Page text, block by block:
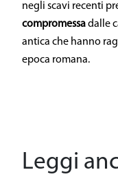
negli scavi recenti
compromessadalle
antica che hanno
epoca romana.
Leggi